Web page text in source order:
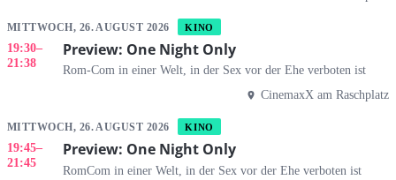
MITTWOCH, 26. AUGUST 2026 KINO
19:30–
21:38
Preview: One Night Only
Rom-Com in einer Welt, in der Sex vor der Ehe verboten ist
CinemaxX am Raschplatz
MITTWOCH, 26. AUGUST 2026 KINO
19:45–
21:45
Preview: One Night Only
RomCom in einer Welt, in der Sex vor der Ehe verboten ist